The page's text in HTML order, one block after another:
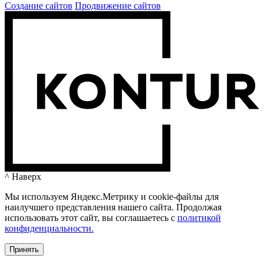
Создание сайтов Продвижение сайтов
^ Наверх
Мы используем Яндекс.Метрику и cookie-файлы для
наилучшего представления нашего сайта. Продолжая
использовать этот сайт, вы соглашаетесь c политикой
конфиденциальности.
Принять